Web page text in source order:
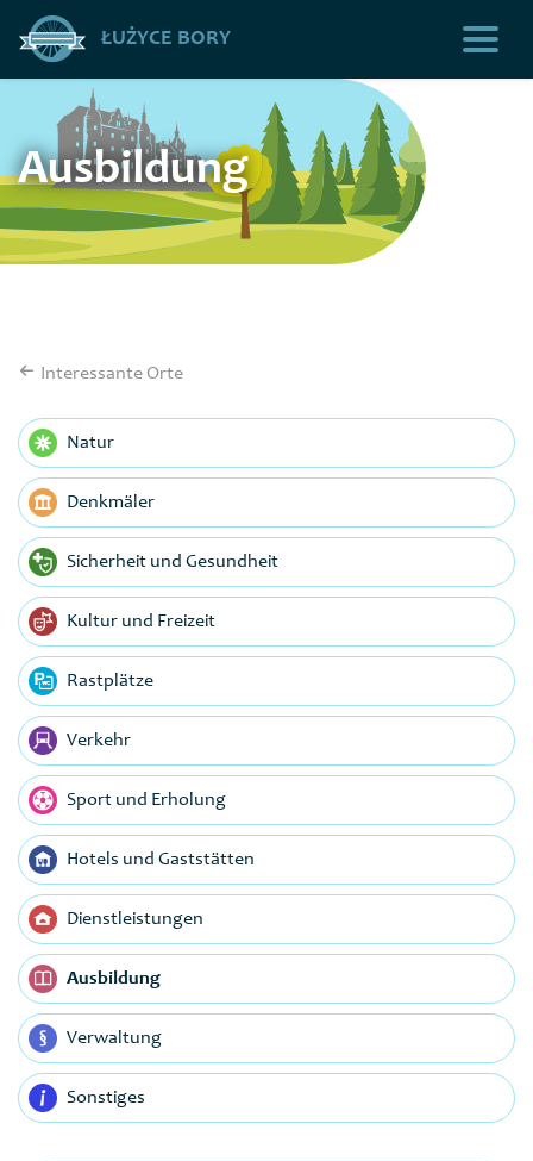
ŁUŻYCE BORY
Ausbildung
Interessante Orte
Natur
Denkmäler
Sicherheit und Gesundheit
Kultur und Freizeit
Rastplätze
Verkehr
Sport und Erholung
Hotels und Gaststätten
Dienstleistungen
Ausbildung
Verwaltung
Sonstiges